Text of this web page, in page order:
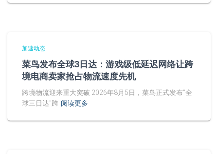
加速动态
菜鸟发布全球3日达：游戏级低延迟网络让跨
境电商卖家抢占物流速度先机
跨境物流迎来重大突破 2026年8月5日，菜鸟正式发布"全
球三日达"跨 阅读更多